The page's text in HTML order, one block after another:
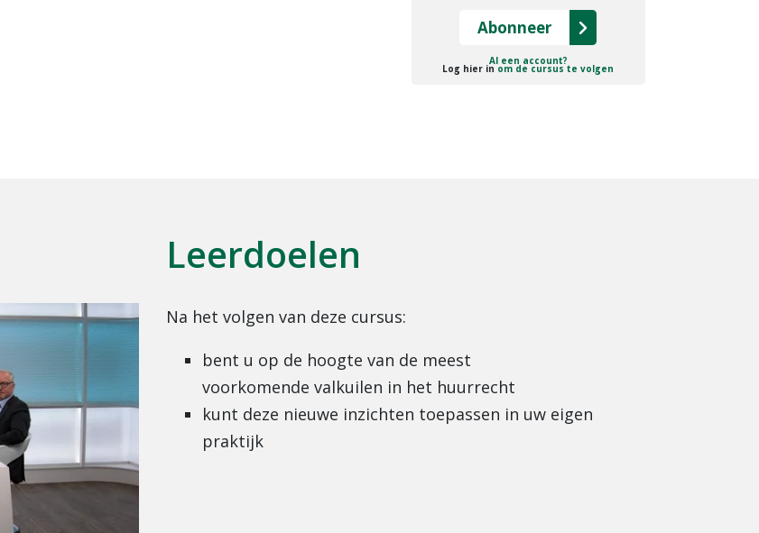
Abonneer
Al een account?
Log hier in om de cursus te volgen
Leerdoelen
Na het volgen van deze cursus:
bent u op de hoogte van de meest
voorkomende valkuilen in het huurrecht
kunt deze nieuwe inzichten toepassen in uw eigen
praktijk